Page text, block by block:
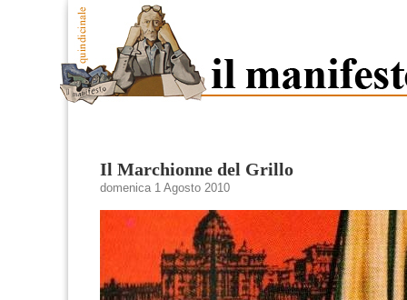
Il Marchionne del Grillo
domenica 1 Agosto 2010